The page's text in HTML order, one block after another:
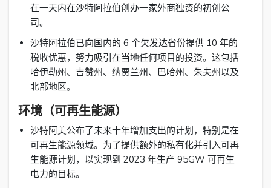
在一天内在沙特阿拉伯创办一家外商独资的初创公
司。
沙特阿拉伯已向国内的 6 个欠发达省份提供 10 年的
税收优惠，努力吸引在当地任何项目的投资。这包括
哈伊勒州、吉赞州、纳贾兰州、巴哈州、朱夫州以及
北部地区。
环境（可再生能源）
沙特阿美公布了未来十年增加支出的计划，特别是在
可再生能源领域。为了提供额外的私有化并引入可再
生能源计划，以实现到 2023 年生产 95GW 可再生
电力的目标。